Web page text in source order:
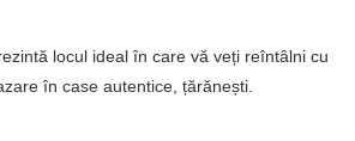
locul ideal în care vă veți reîntâlni cu
în case autentice, țărănești.